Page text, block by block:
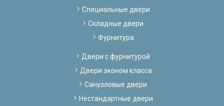
Специальные двери
Складные двери
Фурнитура
Двери с фурнитурой
Двери эконом класса
Санузловые двери
Нестандартные двери